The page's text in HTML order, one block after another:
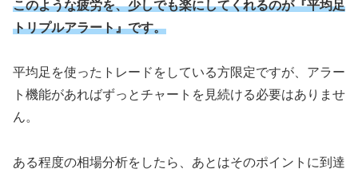
このような疲労を、少しでも楽にしてくれるのが『平均足
トリプルアラート』です。
平均足を使ったトレードをしている方限定ですが、アラー
ト機能があればずっとチャートを見続ける必要はありませ
ん。
ある程度の相場分析をしたら、あとはそのポイントに到達